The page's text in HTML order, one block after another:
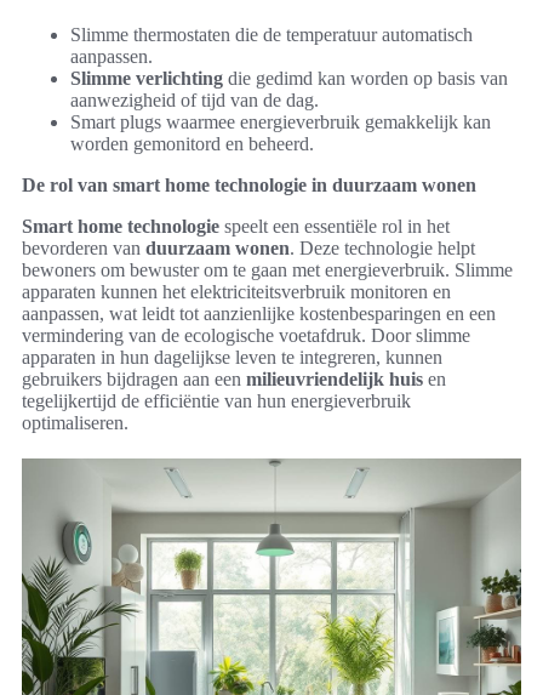
Slimme thermostaten die de temperatuur automatisch
aanpassen.
Slimme verlichting die gedimd kan worden op basis van
aanwezigheid of tijd van de dag.
Smart plugs waarmee energieverbruik gemakkelijk kan
worden gemonitord en beheerd.
De rol van smart home technologie in duurzaam wonen
Smart home technologie speelt een essentiële rol in het
bevorderen van duurzaam wonen. Deze technologie helpt
bewoners om bewuster om te gaan met energieverbruik. Slimme
apparaten kunnen het elektriciteitsverbruik monitoren en
aanpassen, wat leidt tot aanzienlijke kostenbesparingen en een
vermindering van de ecologische voetafdruk. Door slimme
apparaten in hun dagelijkse leven te integreren, kunnen
gebruikers bijdragen aan een milieuvriendelijk huis en
tegelijkertijd de efficiëntie van hun energieverbruik
optimaliseren.